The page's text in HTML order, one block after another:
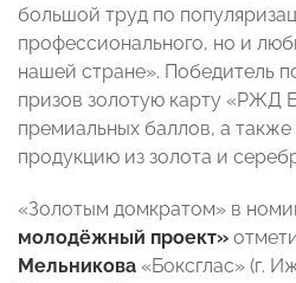
большой труд по
профессионального, но и
нашей стране». Победитель
призов золотую карту «РЖД
премиальных баллов, а
продукцию из золота и
«Золотым домкратом» в
молодёжный проект»
Мельникова «Боксглас» (г.